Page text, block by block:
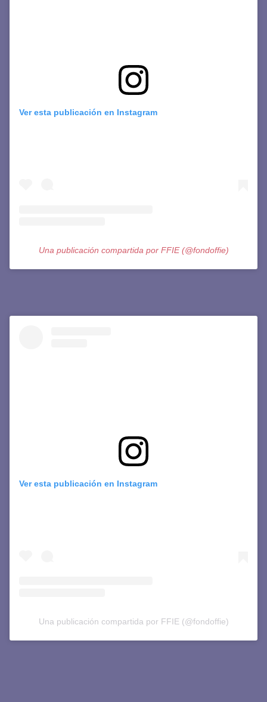
Ver esta publicación en Instagram
Una publicación compartida por FFIE (@fondoffie)
Ver esta publicación en Instagram
Una publicación compartida por FFIE (@fondoffie)